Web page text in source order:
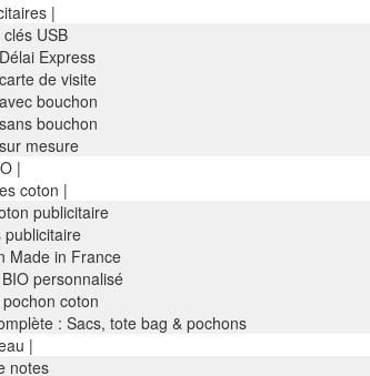
|
USB
Express
de visite
bouchon
bouchon
mesure
|
coton |
publicitaire
publicitaire
Made in France
personnalisé
coton
: Sacs, tote bag & pochons
|
notes